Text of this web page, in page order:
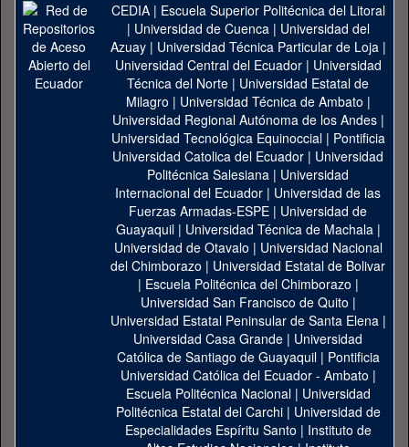
CEDIA| Escuela Superior Politécnica del Litoral
| Universidad de Cuenca| Universidad del
Azuay| Universidad Técnica Particular de Loja|
Universidad Central del Ecuador| Universidad
Técnica del Norte | Universidad Estatal de
Milagro | Universidad Técnica de Ambato |
Universidad Regional Autónoma de los Andes|
Universidad Tecnológica Equinoccial| Pontificia
Universidad Catolica del Ecuador | Universidad
Politécnica Salesiana | Universidad
Internacional del Ecuador | Universidad de las
Fuerzas Armadas-ESPE | Universidad de
Guayaquil| Universidad Técnica de Machala|
Universidad de Otavalo | Universidad Nacional
del Chimborazo | Universidad Estatal de Bolivar
| Escuela Politécnica del Chimborazo |
Universidad San Francisco de Quito |
Universidad Estatal Peninsular de Santa Elena|
Universidad Casa Grande | Universidad
Católica de Santiago de Guayaquil| Pontificia
Universidad Católica del Ecuador - Ambato |
Escuela Politécnica Nacional| Universidad
Politécnica Estatal del Carchi| Universidad de
Especialidades Espíritu Santo | Instituto de